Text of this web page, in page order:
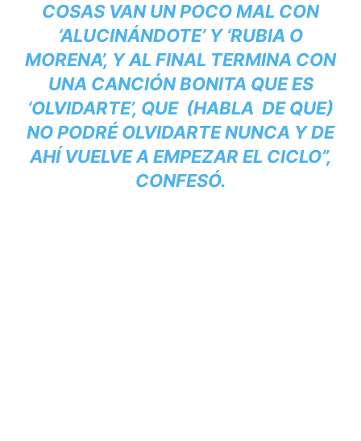
COSAS VAN UN POCO MAL CON
‘ALUCINÁNDOTE’ Y ‘RUBIA O
MORENA’, Y AL FINAL TERMINA CON
UNA CANCIÓN BONITA QUE ES
‘OLVIDARTE’, QUE (HABLA DE QUE)
NO PODRÉ OLVIDARTE NUNCA Y DE
AHÍ VUELVE A EMPEZAR EL CICLO”,
CONFESÓ.